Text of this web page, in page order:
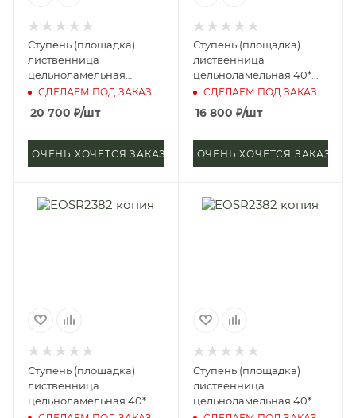
Ступень (площадка)
лиственница
цельноламельная
40*1200*1500 мм (сорт
СДЕЛАЕМ ПОД ЗАКАЗ
20 700 ₽/шт
ОЧЕНЬ ХОЧЕТСЯ ЗАКАЗАТЬ
Ступень (площадка)
лиственница
цельноламельная 40*
400*4000 мм (сорт
СДЕЛАЕМ ПОД ЗАКАЗ
16 800 ₽/шт
ОЧЕНЬ ХОЧЕТСЯ ЗАКАЗАТЬ
Ступень (площадка)
лиственница
цельноламельная 40*
400*1500 мм (сорт
Ступень (площадка)
лиственница
цельноламельная 40*
600*4000 мм (сорт